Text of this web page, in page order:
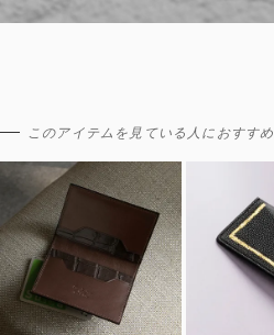
このアイテムを見ている人におすすめ